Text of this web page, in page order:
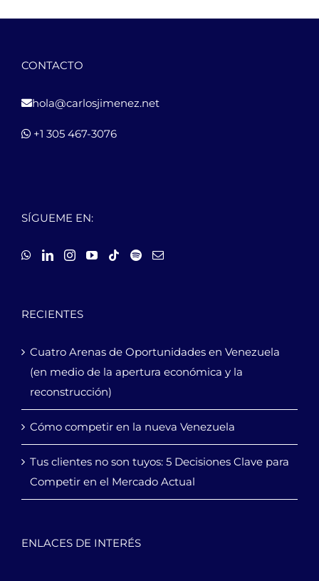
CONTACTO
hola@carlosjimenez.net
+1 305 467-3076
SÍGUEME EN:
RECIENTES
Cuatro Arenas de Oportunidades en Venezuela
(en medio de la apertura económica y la
reconstrucción)
Cómo competir en la nueva Venezuela
Tus clientes no son tuyos: 5 Decisiones Clave para
Competir en el Mercado Actual
ENLACES DE INTERÉS